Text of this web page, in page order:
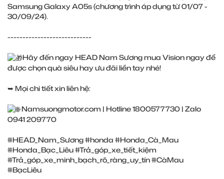
Samsung Galaxy A05s (chương trình áp dụng từ 01/07 -
30/09/24).
----------------------------
Hãy đến ngay HEAD Nam Sương mua Vision ngay để
được chọn quà siêu hay ưu đãi liền tay nhé!
➥ Mọi chi tiết xin liên hệ:
Namsuongmotor.com | Hotline 1800577730 | Zalo
0941 209770
#HEAD_Nam_Sương#honda #Honda_Cà_Mau
#Honda_Bạc_Liêu#Trả_góp_xe_tiết_kiệm
#Trả_góp_xe_minh_bạch_rõ_ràng_uy_tín#CàMau
#BạcLiêu